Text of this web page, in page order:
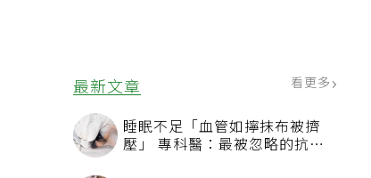
最新文章 看更多
睡眠不足「血管如擰抹布被擠
壓」 專科醫：最被忽略的抗老